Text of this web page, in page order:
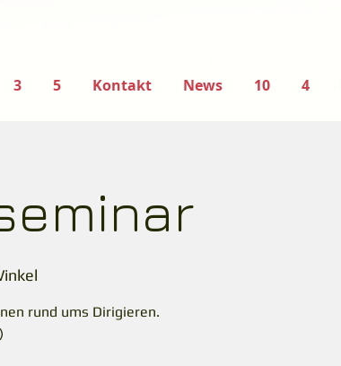
3 5 Kontakt News 10 4
rund ums Dirigieren.